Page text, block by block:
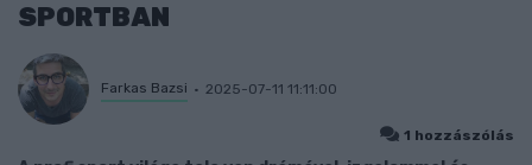
SPORTBAN
Farkas Bazsi 2025-07-11 11:11:00
1 hozzászólás